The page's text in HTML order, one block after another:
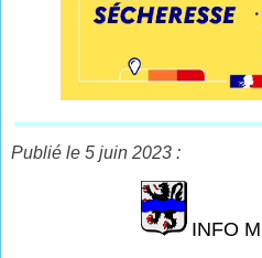
Publié le 5 juin 2023 :
INFO